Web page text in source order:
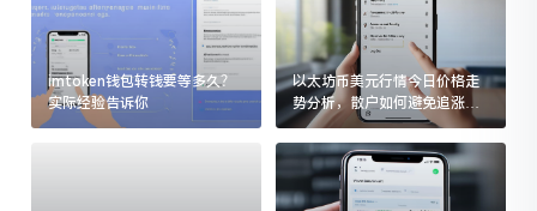
imtoken钱包转钱要等多久？
实际经验告诉你
以太坊币美元行情今日价格走
势分析，散户如何避免追涨杀
跌被套牢